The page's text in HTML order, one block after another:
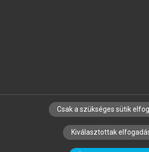
SZERZŐKNEK CÉGEKNEK
SZERKESZTÉSI ÉS LEKTORÁLÁSI
Csak a szükséges sütik
Kiválasztottak